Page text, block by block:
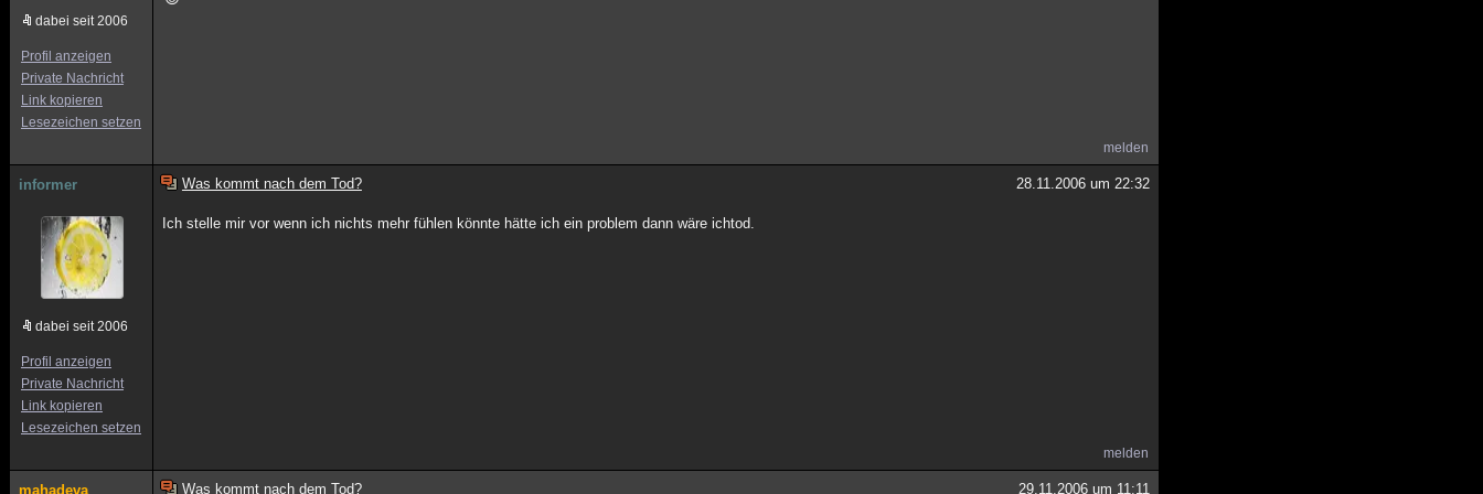
dabei seit 2006
Profil anzeigen
Private Nachricht
Link kopieren
Lesezeichen setzen
melden
informer
dabei seit 2006
Profil anzeigen
Private Nachricht
Link kopieren
Lesezeichen setzen
Was kommt nach dem Tod? 28.11.2006 um 22:32
Ich stelle mir vor wenn ich nichts mehr fühlen könnte hätte ich ein problem dann wäre ichtod.
melden
mahadeva Was kommt nach dem Tod? 29.11.2006 um 11:11